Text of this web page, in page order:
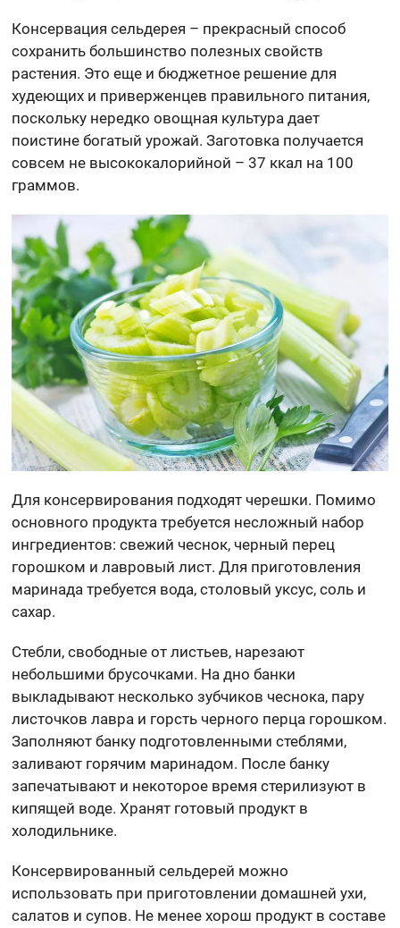
Консервация сельдерея – прекрасный способ
сохранить большинство полезных свойств
растения. Это еще и бюджетное решение для
худеющих и приверженцев правильного питания,
поскольку нередко овощная культура дает
поистине богатый урожай. Заготовка получается
совсем не высококалорийной – 37 ккал на 100
граммов.
Для консервирования подходят черешки. Помимо
основного продукта требуется несложный набор
ингредиентов: свежий чеснок, черный перец
горошком и лавровый лист. Для приготовления
маринада требуется вода, столовый уксус, соль и
сахар.
Стебли, свободные от листьев, нарезают
небольшими брусочками. На дно банки
выкладывают несколько зубчиков чеснока, пару
листочков лавра и горсть черного перца горошком.
Заполняют банку подготовленными стеблями,
заливают горячим маринадом. После банку
запечатывают и некоторое время стерилизуют в
кипящей воде. Хранят готовый продукт в
холодильнике.
Консервированный сельдерей можно
использовать при приготовлении домашней ухи,
салатов и супов. Не менее хорош продукт в составе